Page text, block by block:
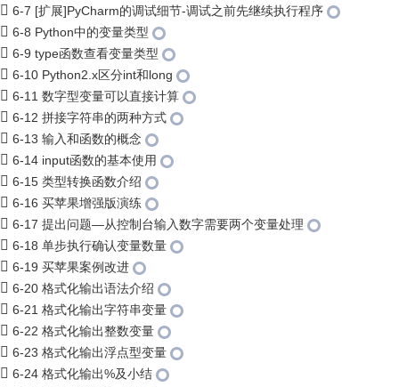
6-7 [扩展]PyCharm的调试细节-调试之前先继续执行程序
6-8 Python中的变量类型
6-9 type函数查看变量类型
6-10 Python2.x区分int和long
6-11 数字型变量可以直接计算
6-12 拼接字符串的两种方式
6-13 输入和函数的概念
6-14 input函数的基本使用
6-15 类型转换函数介绍
6-16 买苹果增强版演练
6-17 提出问题—从控制台输入数字需要两个变量处理
6-18 单步执行确认变量数量
6-19 买苹果案例改进
6-20 格式化输出语法介绍
6-21 格式化输出字符串变量
6-22 格式化输出整数变量
6-23 格式化输出浮点型变量
6-24 格式化输出%及小结